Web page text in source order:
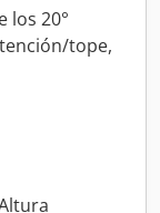
los 20°
tope,